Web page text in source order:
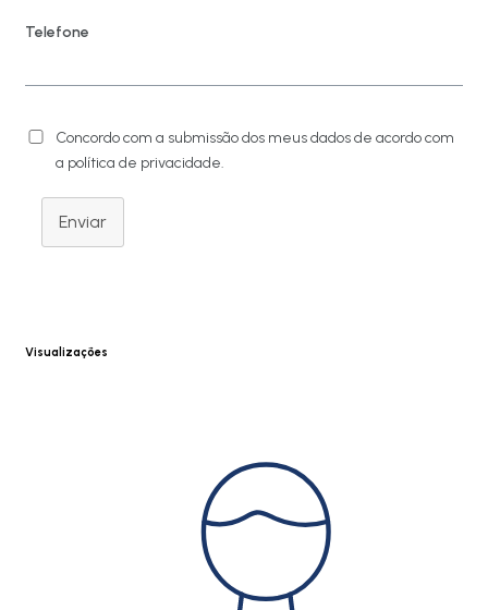
Telefone
Concordo com a submissão dos meus dados de acordo com
a política de privacidade.
Enviar
Visualizações